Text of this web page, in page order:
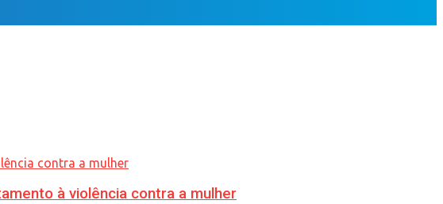
à violência contra a mulher